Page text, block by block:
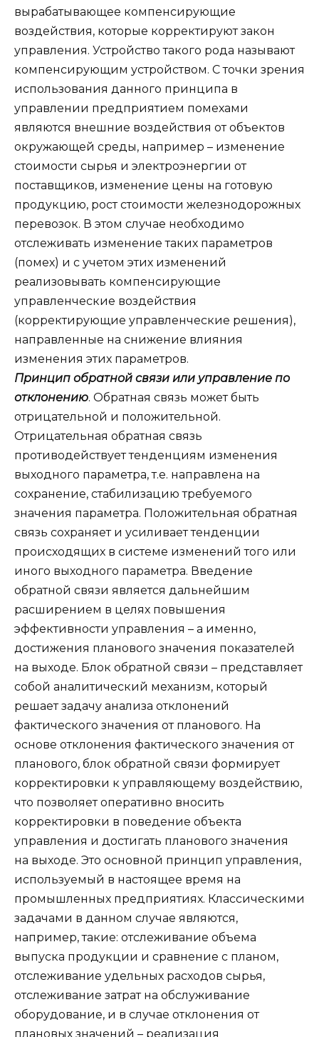
вырабатывающее компенсирующие
воздействия, которые корректируют закон
управления. Устройство такого рода называют
компенсирующим устройством. С точки зрения
использования данного принципа в
управлении предприятием помехами
являются внешние воздействия от объектов
окружающей среды, например – изменение
стоимости сырья и электроэнергии от
поставщиков, изменение цены на готовую
продукцию, рост стоимости железнодорожных
перевозок. В этом случае необходимо
отслеживать изменение таких параметров
(помех) и с учетом этих изменений
реализовывать компенсирующие
управленческие воздействия
(корректирующие управленческие решения),
направленные на снижение влияния
изменения этих параметров.
Принцип обратной связи или управление по
отклонению. Обратная связь может быть
отрицательной и положительной.
Отрицательная обратная связь
противодействует тенденциям изменения
выходного параметра, т.е. направлена на
сохранение, стабилизацию требуемого
значения параметра. Положительная обратная
связь сохраняет и усиливает тенденции
происходящих в системе изменений того или
иного выходного параметра. Введение
обратной связи является дальнейшим
расширением в целях повышения
эффективности управления – а именно,
достижения планового значения показателей
на выходе. Блок обратной связи – представляет
собой аналитический механизм, который
решает задачу анализа отклонений
фактического значения от планового. На
основе отклонения фактического значения от
планового, блок обратной связи формирует
корректировки к управляющему воздействию,
что позволяет оперативно вносить
корректировки в поведение объекта
управления и достигать планового значения
на выходе. Это основной принцип управления,
используемый в настоящее время на
промышленных предприятиях. Классическими
задачами в данном случае являются,
например, такие: отслеживание объема
выпуска продукции и сравнение с планом,
отслеживание удельных расходов сырья,
отслеживание затрат на обслуживание
оборудование, и в случае отклонения от
плановых значений – реализация